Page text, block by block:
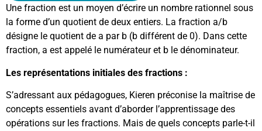
Une fraction est un moyen d’écrire un nombre rationnel sous
la forme d’un quotient de deux entiers. La fraction a/b
désigne le quotient de a par b (b différent de 0). Dans cette
fraction, a est appelé le numérateur et b le dénominateur.
Les représentations initiales des fractions :
S’adressant aux pédagogues, Kieren préconise la maîtrise de
concepts essentiels avant d’aborder l’apprentissage des
opérations sur les fractions. Mais de quels concepts parle-t-il